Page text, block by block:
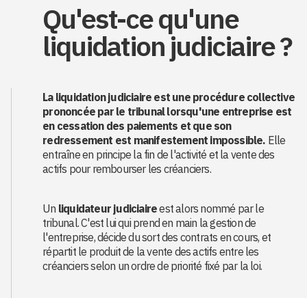
Qu'est-ce qu'une
liquidation judiciaire ?
La liquidation judiciaire est une procédure collective
prononcée par le tribunal lorsqu'une entreprise est
en cessation des paiements et que son
redressement est manifestement impossible. Elle
entraîne en principe la fin de l'activité et la vente des
actifs pour rembourser les créanciers.
Un liquidateur judiciaireest alors nommé par le
tribunal. C'est lui qui prend en main la gestion de
l'entreprise, décide du sort des contrats en cours, et
répartit le produit de la vente des actifs entre les
créanciers selon un ordre de priorité fixé par la loi.